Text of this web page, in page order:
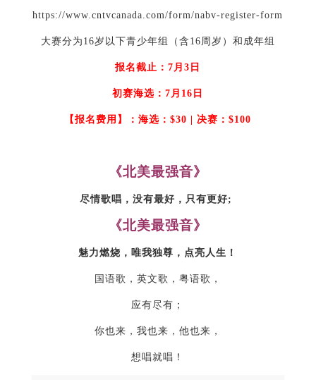
https://www.cntvcanada.com/form/nabv-register-form
大赛分为16岁以下青少年组（含16周岁）和成年组
报名截止：7月3日
初赛海选：7月16日
【报名费用】：海选：$30 | 决赛：$100
《北美最强音》
尽情歌唱，没有最好，只有更好;
《北美最强音》
魅力燃烧，唯我独尊，点亮人生！
国语歌，英文歌，粤语歌，
应有尽有；
你也来，我也来，他也来，
想唱就唱！